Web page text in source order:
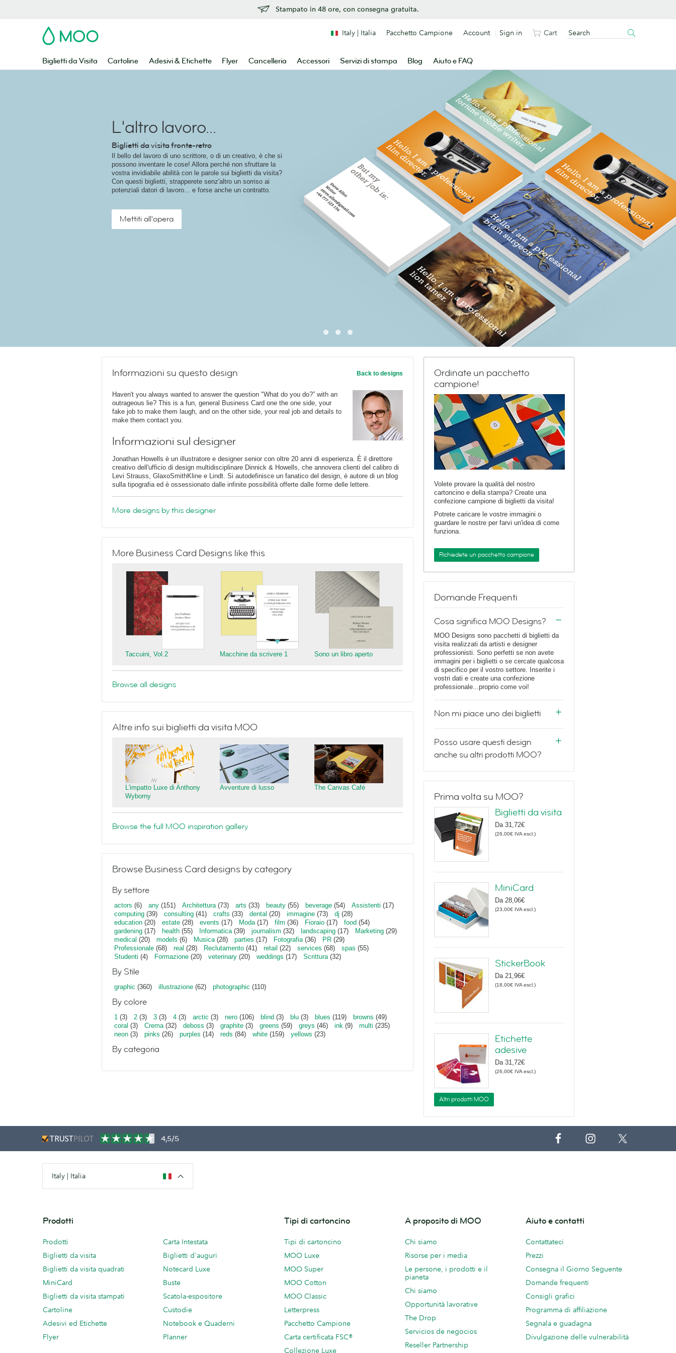
Stampato in 48 ore, con consegna gratuita.
MOO
Biglietti da Visita Cartoline Adesivi & Etichette Flyer Cancelleria Accessori Servizi di stampa Blog Aiuto e FAQ
Italy | Italia Pacchetto Campione Account Sign in Cart
L'altro lavoro...
Biglietti da visita fronte-retro
Il bello del lavoro di uno scrittore, o di un creativo, è che si
possono inventare le cose! Allora perché non sfruttare la
vostra invidiabile abilità con le parole sui biglietti da visita?
Con questi biglietti, strapperete senz'altro un sorriso ai
potenziali datori di lavoro... e forse anche un contratto.
Mettiti all'opera
Informazioni su questo design Back to designs
Haven't you always wanted to answer the question "What do you do?” with an
outrageous lie? This is a fun, general Business Card one the one side, your
fake job to make them laugh, and on the other side, your real job and details to
make them contact you.
Informazioni sul designer
Jonathan Howells è un illustratore e designer senior con oltre 20 anni di esperienza. È il direttore
creativo dell'ufficio di design multidisciplinare Dinnick & Howells, che annovera clienti del calibro di
Levi Strauss, GlaxoSmithKline e Lindt. Si autodefinisce un fanatico del design, è autore di un blog
sulla tipografia ed è ossessionato dalle infinite possibilità offerte dalle forme delle lettere.
More designs by this designer
More Business Card Designs like this
Taccuini, Vol.2 Macchine da scrivere 1 Sono un libro aperto
Browse all designs
Altre info sui biglietti da visita MOO
L'impatto Luxe di Anthony
Wyborny
Avventure di lusso The Canvas Café
Browse the full MOO inspiration gallery
Browse Business Card designs by category
By settore
actors (6) any (151) Architettura(73) arts (33) beauty (55) beverage (54) Assistenti (17)
computing (39) consulting (41) crafts (33) dental (20) immagine (73) dj (28)
education (20) estate (28) events (17) Moda(17) film (36) Fioraio (17) food (54)
gardening (17) health (55) Informatica(39) journalism (32) landscaping (17) Marketing (29)
medical (20) models (6) Musica (28) parties (17) Fotografia(36) PR (29)
Professionale (68) real (28) Reclutamento (41) retail (22) services (68) spas (55)
Studenti (4) Formazione (20) veterinary (20) weddings (17) Scrittura(32)
By Stile
graphic (360) illustrazione (62) photographic (110)
By colore
1 (3) 2 (3) 3 (3) 4 (3) arctic (3) nero (106) blind (3) blu (3) blues (119) browns (49)
coral (3) Crema(32) deboss (3) graphite (3) greens (59) greys (46) ink (9) multi (235)
neon (3) pinks (26) purples (14) reds (84) white (159) yellows (23)
By categoria
Ordinate un pacchetto
campione!
Volete provare la qualità del nostro
cartoncino e della stampa? Create una
confezione campione di biglietti da visita!
Potrete caricare le vostre immagini o
guardare le nostre per farvi un'idea di come
funziona.
Richiedete un pacchetto campione
Domande Frequenti
Cosa significa MOO Designs?
MOO Designs sono pacchetti di biglietti da
visita realizzati da artisti e designer
professionisti. Sono perfetti se non avete
immagini per i biglietti o se cercate qualcosa
di specifico per il vostro settore. Inserite i
vostri dati e create una confezione
professionale...proprio come voi!
Non mi piace uno dei biglietti
Posso usare questi design
anche su altri prodotti MOO?
Prima volta su MOO?
Biglietti da visita
Da 31,72€
(26,00€ IVA escl. )
MiniCard
Da 28,06€
(23,00€ IVA escl. )
StickerBook
Da 21,96€
(18,00€ IVA escl. )
Etichette
adesive
Da 31,72€
(26,00€ IVA escl. )
Altri prodotti MOO
4,5/5
Italy | Italia
Prodotti
Prodotti
Biglietti da visita
Biglietti da visita quadrati
MiniCard
Biglietti da visita stampati
Cartoline
Adesivi ed Etichette
Flyer
Carta Intestata
Biglietti d'auguri
Notecard Luxe
Buste
Scatola-espositore
Custodie
Notebook e Quaderni
Planner
Tipi di cartoncino
Tipi di cartoncino
MOO Luxe
MOO Super
MOO Cotton
MOO Classic
Letterpress
Pacchetto Campione
Carta certificata FSC®
Collezione Luxe
A proposito di MOO
Chi siamo
Risorse per i media
Le persone, i prodotti e il
pianeta
Chi siamo
Opportunità lavorative
The Drop
Servicios de negocios
Reseller Partnership
Aiuto e contatti
Contattateci
Prezzi
Consegna il Giorno Seguente
Domande frequenti
Consigli grafici
Programma di affiliazione
Segnala e guadagna
Divulgazione delle vulnerabilità